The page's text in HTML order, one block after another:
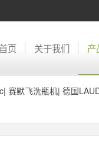
首页 关于我们 产
| 赛默飞洗瓶机| 德国